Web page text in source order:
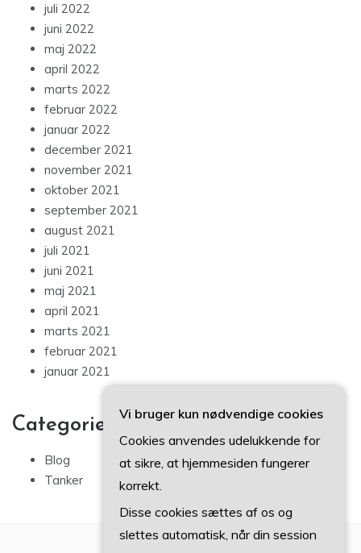
juli 2022
juni 2022
maj 2022
april 2022
marts 2022
februar 2022
januar 2022
december 2021
november 2021
oktober 2021
september 2021
august 2021
juli 2021
juni 2021
maj 2021
april 2021
marts 2021
februar 2021
januar 2021
Categories
Blog
Tanker
Vi bruger kun nødvendige cookies
Cookies anvendes udelukkende for
at sikre, at hjemmesiden fungerer
korrekt.
Disse cookies sættes af os og
slettes automatisk, når din session